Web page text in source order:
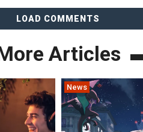
LOAD COMMENTS
Articles
News